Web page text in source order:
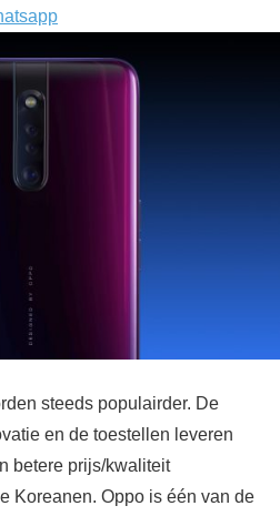
steeds populairder. De
en de toestellen leveren
betere prijs/kwaliteit
Koreanen. Oppo is één van de